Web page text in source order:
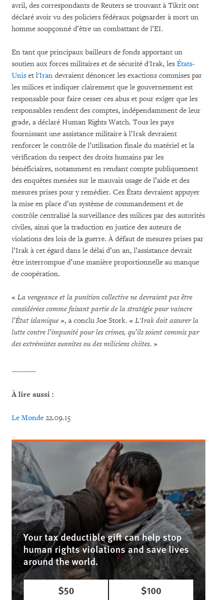
avril, des correspondants de Reuters se trouvant à Tikrit ont
déclaré avoir vu des policiers fédéraux poignarder à mort un
homme soupçonné d’être un combattant de l’EI.
En tant que principaux bailleurs de fonds apportant un
soutien aux forces militaires et de sécurité d'Irak, les États-
Unis et l'Iran devraient dénoncer les exactions commises par
les milices et indiquer clairement que le gouvernement est
responsable pour faire cesser ces abus et pour exiger que les
responsables rendent des comptes, indépendamment de leur
grade, a déclaré Human Rights Watch. Tous les pays
fournissant une assistance militaire à l’Irak devraient
renforcer le contrôle de l’utilisation finale du matériel et la
vérification du respect des droits humains par les
bénéficiaires, notamment en rendant compte publiquement
des enquêtes menées sur le mauvais usage de l’aide et des
mesures prises pour y remédier. Ces États devraient appuyer
la mise en place d’un système de commandement et de
contrôle centralisé la surveillance des milices par des autorités
civiles, ainsi que la traduction en justice des auteurs de
violations des lois de la guerre. À défaut de mesures prises par
l’Irak à cet égard dans le délai d’un an, l’assistance devrait
être interrompue d’une manière proportionnelle au manque
de coopération.
« La vengeance et la punition collective ne devraient pas être
considérées comme faisant partie de la stratégie pour vaincre
l’État islamique », a conclu Joe Stork. « L'Irak doit assurer la
lutte contre l’impunité pour les crimes, qu’ils soient commis par
des extrémistes sunnites ou des miliciens chiites. »
----------
À lire aussi :
Le Monde 22.09.15
Your tax deductible gift can help stop
human rights violations and save lives
around the world.
$50 $100